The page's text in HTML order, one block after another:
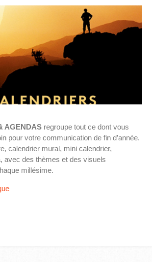
AGENDAS regroupe tout ce dont vous
pour votre communication de fin d’année.
calendrier mural, mini calendrier,
avec des thèmes et des visuels
millésime.